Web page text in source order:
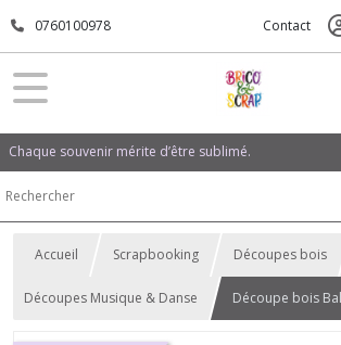
0760100978 Contact
Chaque souvenir mérite d’être sublimé.
Accueil Scrapbooking Découpes bois
Découpes Musique & Danse Découpe bois